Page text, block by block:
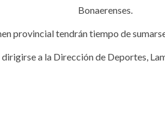
Bonaerenses.
provincial tendrán tiempo de
a la Dirección de Deportes,